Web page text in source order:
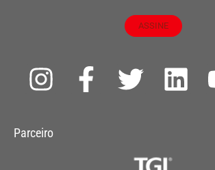
ASSINE
I
s
F
a
T
t
L
Parceiro